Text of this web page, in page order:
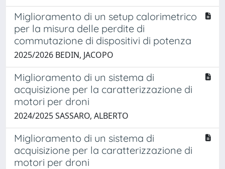
Miglioramento di un setup calorimetrico
per la misura delle perdite di
commutazione di dispositivi di potenza
2025/2026 BEDIN, JACOPO
Miglioramento di un sistema di
acquisizione per la caratterizzazione di
motori per droni
2024/2025 SASSARO, ALBERTO
Miglioramento di un sistema di
acquisizione per la caratterizzazione di
motori per droni